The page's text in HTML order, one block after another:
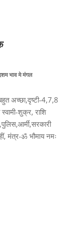
भाव मे मंगल
अच्छा,दृष्टी-4,7,8
शुक्र, राशि
मंत्र-ॐ भौमाय नमः